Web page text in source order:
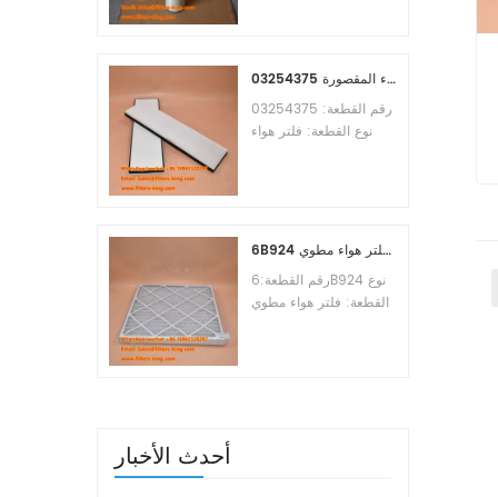
MOQ:60pcs
03254375 مرجع بديل لفلتر هواء المقصورة
رقم القطعة: 03254375
نوع القطعة: فلتر هواء
6B924 فلتر هواء مطوي MERV 8
رقم القطعة:6B924 نوع
القطعة: فلتر هواء مطوي
أحدث الأخبار